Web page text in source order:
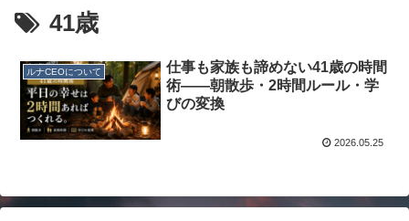
41歳
ルナCEOについて
仕事も家族も諦めない41歳の時間
術——朝散歩・2時間ルール・学
びの変換
2026.05.25